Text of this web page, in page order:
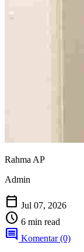
Rahma AP
Admin
calendar_today Jul 07, 2026
schedule 6 min read
comment Komentar (0)